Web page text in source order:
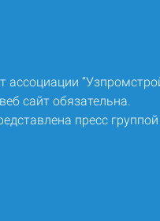
ассоциации
сайт обязательна.
пресс